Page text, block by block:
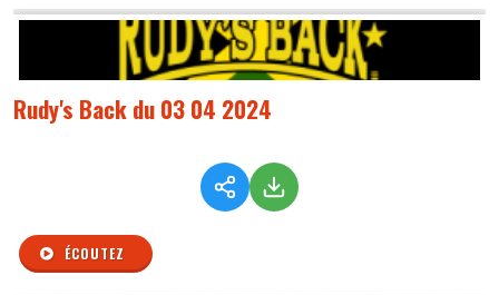
Rudy's Back du 03 04 2024
ÉCOUTEZ